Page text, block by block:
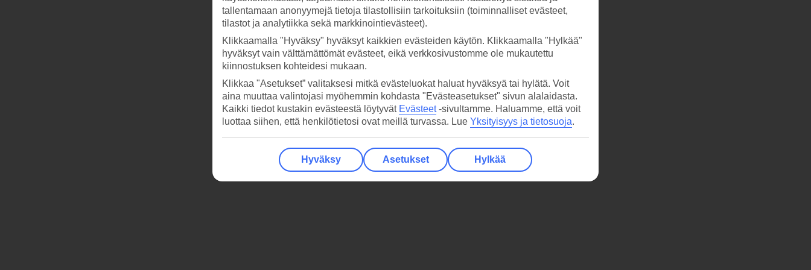
tallentamaan anonyymejä tietoja tilastollisiin tarkoituksiin (toiminnalliset evästeet,
tilastot ja analytiikka sekä markkinointievästeet).
Klikkaamalla "Hyväksy" hyväksyt kaikkien evästeiden käytön. Klikkaamalla "Hylkää"
hyväksyt vain välttämättömät evästeet, eikä verkkosivustomme ole mukautettu
kiinnostuksen kohteidesi mukaan.
Klikkaa "Asetukset” valitaksesi mitkä evästeluokat haluat hyväksyä tai hylätä. Voit
aina muuttaa valintojasi myöhemmin kohdasta "Evästeasetukset" sivun alalaidasta.
Kaikki tiedot kustakin evästeestä löytyvät Evästeet-sivultamme. Haluamme, että voit
luottaa siihen, että henkilötietosi ovat meillä turvassa. Lue Yksityisyys ja tietosuoja.
Hyväksy Asetukset Hylkää